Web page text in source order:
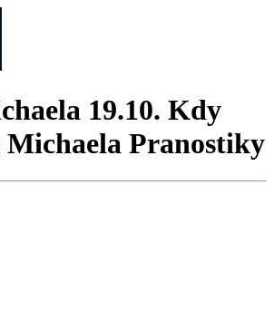
19.10. Kdy
Michaela Pranostiky